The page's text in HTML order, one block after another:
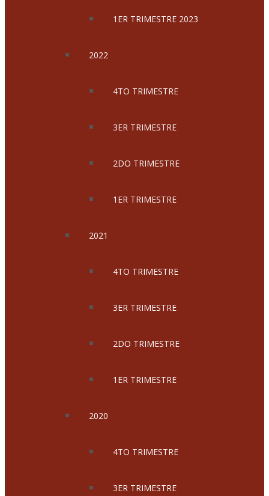
1ER TRIMESTRE 2023
2022
4TO TRIMESTRE
3ER TRIMESTRE
2DO TRIMESTRE
1ER TRIMESTRE
2021
4TO TRIMESTRE
3ER TRIMESTRE
2DO TRIMESTRE
1ER TRIMESTRE
2020
4TO TRIMESTRE
3ER TRIMESTRE